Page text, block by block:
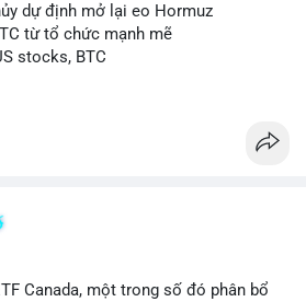
dự định mở lại eo Hormuz
từ tổ chức mạnh mẽ
stocks, BTC
Canada, một trong số đó phân bổ